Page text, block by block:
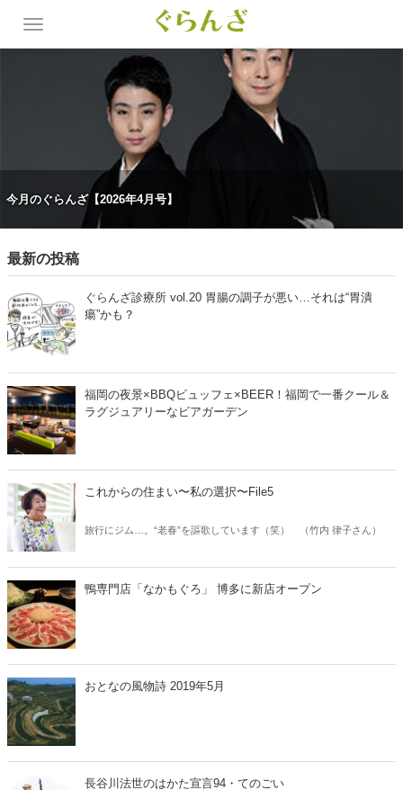
今月のぐらんざ【2026年4月号】
最新の投稿
ぐらんざ診療所 vol.20 胃腸の調子が悪い…それは“胃潰
瘍”かも？
福岡の夜景×BBQビュッフェ×BEER！福岡で一番クール＆
ラグジュアリーなビアガーデン
これからの住まい〜私の選択〜File5
旅行にジム…。“老春”を謳歌しています（笑） （竹内 律子さん）
鴨専門店「なかもぐろ」 博多に新店オープン
おとなの風物詩 2019年5月
長谷川法世のはかた宣言94・てのごい